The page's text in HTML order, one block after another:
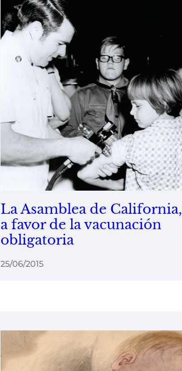
La Asamblea de California,
a favor de la vacunación
obligatoria
25/06/2015